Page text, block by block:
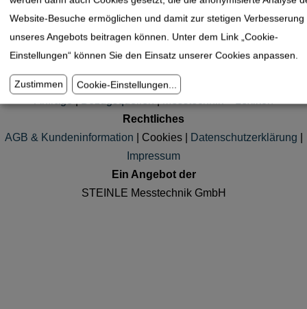
Innenfeinmessgeräte
Kundenservice
Rechtliches
AGB & Kundeninformation
Cookies| Datenschutzerklärung
Impressum
Ein Angebot der
STEINLE Messtechnik GmbH
Website-Besuche ermöglichen und damit zur stetigen Verbesserung
unseres Angebots beitragen können. Unter dem Link „Cookie-
Einstellungen“ können Sie den Einsatz unserer Cookies anpassen.
Zustimmen Cookie-Einstellungen